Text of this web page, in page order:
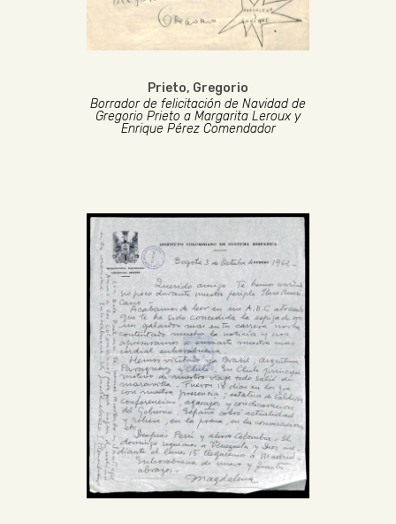
Prieto, Gregorio
Borrador de felicitación de Navidad de
Gregorio Prieto a Margarita Leroux y
Enrique Pérez Comendador